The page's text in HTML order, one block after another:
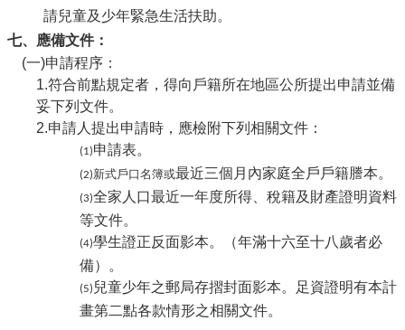
請兒童及少年緊急生活扶助。
七、應備文件：
(一)申請程序：
1.符合前點規定者，得向戶籍所在地區公所提出申請並備
妥下列文件。
2.申請人提出申請時，應檢附下列相關文件：
(1)申請表。
(2)新式戶口名簿或最近三個月內家庭全戶戶籍謄本。
(3)全家人口最近一年度所得、稅籍及財產證明資料
等文件。
(4)學生證正反面影本。（年滿十六至十八歲者必
備）。
(5) 兒童少年之郵局存摺封面影本。足資證明有本計
畫第二點各款情形之相關文件。